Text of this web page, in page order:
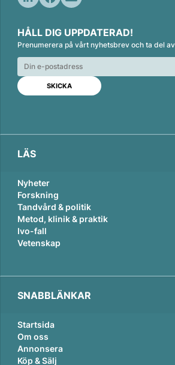
n
k
e
d
n
c
e
b
o
o
k
a
i
l
HÅLL DIG UPPDATERAD!
Prenumerera på vårt nyhetsbrev och ta del
LÄS
Nyheter
Forskning
Tandvård & politik
Metod, klinik & praktik
Ivo-fall
Vetenskap
SNABBLÄNKAR
Startsida
Om oss
Annonsera
Köp & Sälj